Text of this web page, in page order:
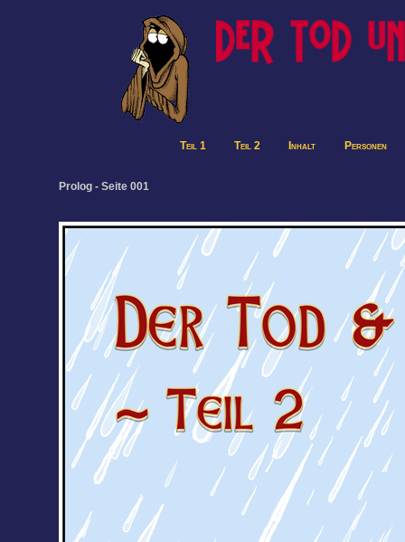
Teil 1 Teil 2 Inhalt Personen
Prolog - Seite 001